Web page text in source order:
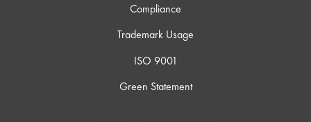
Compliance
Trademark Usage
ISO 9001
Green Statement